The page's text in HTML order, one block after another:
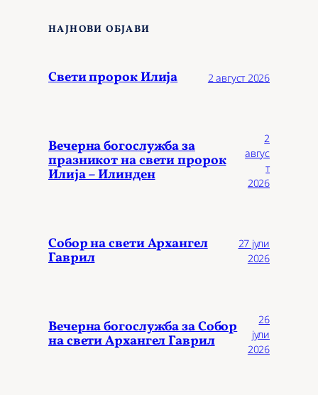
НАЈНОВИ ОБЈАВИ
Свети пророк Илија 2 август 2026
Вечерна богослужба за
празникот на свети пророк
Илија – Илинден
2
авгус
т
2026
Собор на свети Архангел
Гаврил
27 јули
2026
Вечерна богослужба за Собор
на свети Архангел Гаврил
26
јули
2026